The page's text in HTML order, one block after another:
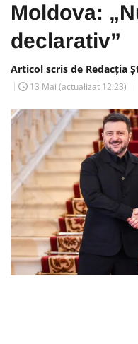
Moldova:
declarativ”
Articol scris de Redacția
13 Mai (actualizat 12:23)